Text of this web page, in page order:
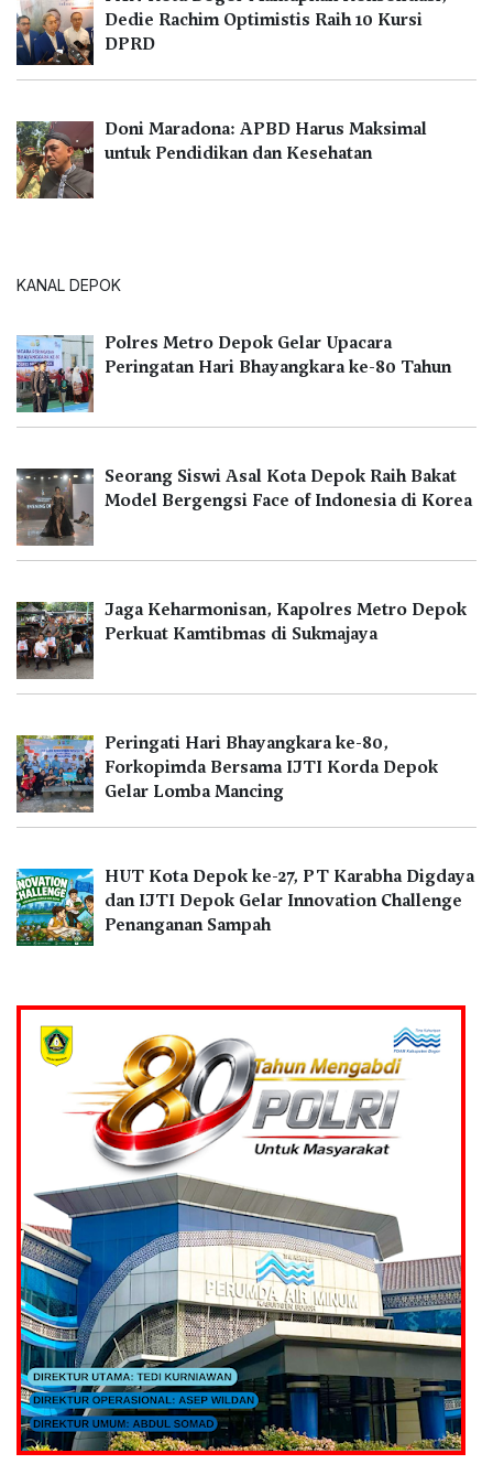
Dedie Rachim Optimistis Raih 10 Kursi
DPRD
Doni Maradona: APBD Harus Maksimal
untuk Pendidikan dan Kesehatan
KANAL DEPOK
Polres Metro Depok Gelar Upacara
Peringatan Hari Bhayangkara ke-80 Tahun
Seorang Siswi Asal Kota Depok Raih Bakat
Model Bergengsi Face of Indonesia di Korea
Jaga Keharmonisan, Kapolres Metro Depok
Perkuat Kamtibmas di Sukmajaya
Peringati Hari Bhayangkara ke-80,
Forkopimda Bersama IJTI Korda Depok
Gelar Lomba Mancing
HUT Kota Depok ke-27, PT Karabha Digdaya
dan IJTI Depok Gelar Innovation Challenge
Penanganan Sampah